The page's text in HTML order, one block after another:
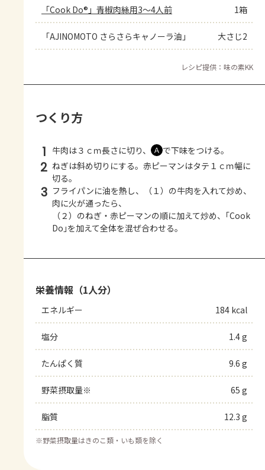
「Cook Do®」青椒肉絲用3～4人前 1箱
「AJINOMOTO さらさらキャノーラ油」 大さじ2
レシピ提供：味の素KK
つくり方
1 牛肉は３ｃｍ長さに切り、 Ａ で下味をつける。
2 ねぎは斜め切りにする。赤ピーマンはタテ１ｃｍ幅に
切る。
3 フライパンに油を熱し、（１）の牛肉を入れて炒め、
肉に火が通ったら、
（２）のねぎ・赤ピーマンの順に加えて炒め、｢Cook
Do｣を加えて全体を混ぜ合わせる。
栄養情報（1人分）
エネルギー 184 kcal
塩分 1.4 g
たんぱく質 9.6 g
野菜摂取量※ 65 g
脂質 12.3 g
※野菜摂取量はきのこ類・いも類を除く